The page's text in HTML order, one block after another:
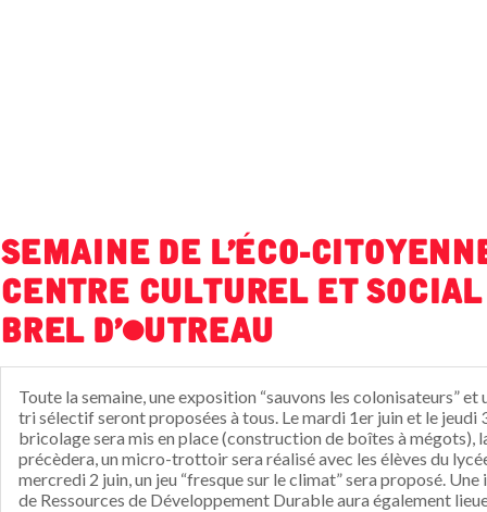
Semaine de l'éco-
Centre Culturel et Social
Brel d'Outreau
Toute la semaine, une exposition “sauvons les colonisateurs” et
tri sélectif seront proposées à tous. Le mardi 1er juin et le jeudi
bricolage sera mis en place (construction de boîtes à mégots),
précèdera, un micro-trottoir sera réalisé avec les élèves du
mercredi 2 juin, un jeu “fresque sur le climat” sera proposé.
de Ressources de Développement Durable aura également